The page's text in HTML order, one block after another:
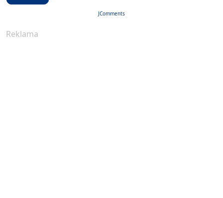
JComments
Reklama